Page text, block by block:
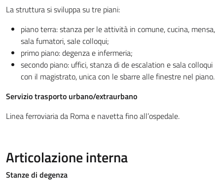
La struttura si sviluppa su tre piani:
piano terra: stanza per le attività in comune, cucina, mensa,
sala fumatori, sale colloqui;
primo piano: degenza e infermeria;
secondo piano: uffici, stanza di de escalation e sala colloqui
con il magistrato, unica con le sbarre alle finestre nel piano.
Servizio trasporto urbano/extraurbano
Linea ferroviaria da Roma e navetta fino all’ospedale.
Articolazione interna
Stanze di degenza